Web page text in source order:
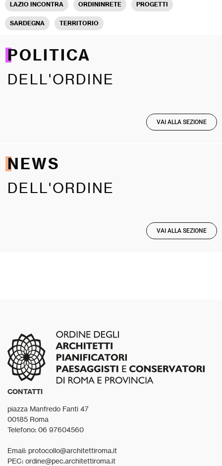
LAZIO INCONTRA ORDININRETE PROGETTI
SARDEGNA TERRITORIO
POLITICA
DELL'ORDINE
VAI ALLA SEZIONE
NEWS
DELL'ORDINE
VAI ALLA SEZIONE
CONTATTI
piazza Manfredo Fanti 47
00185 Roma
Telefono: 06 97604560
Email: protocollo@architettiroma.it
PEC: ordine@pec.architettiroma.it